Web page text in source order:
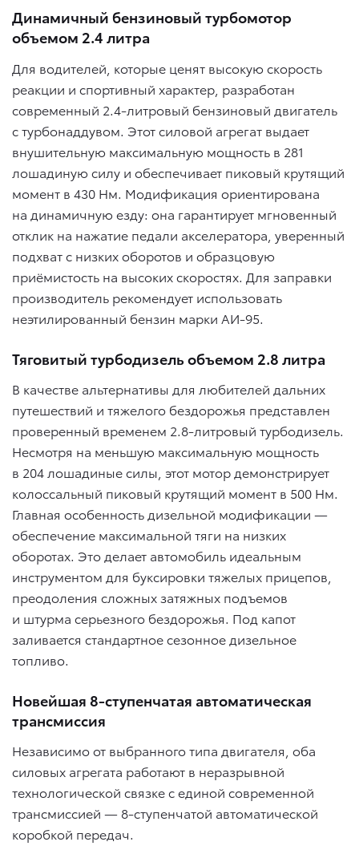
Динамичный бензиновый турбомотор
объемом 2.4 литра
Для водителей, которые ценят высокую скорость
реакции и спортивный характер, разработан
современный 2.4-литровый бензиновый двигатель
с турбонаддувом. Этот силовой агрегат выдает
внушительную максимальную мощность в 281
лошадиную силу и обеспечивает пиковый крутящий
момент в 430 Нм. Модификация ориентирована
на динамичную езду: она гарантирует мгновенный
отклик на нажатие педали акселератора, уверенный
подхват с низких оборотов и образцовую
приёмистость на высоких скоростях. Для заправки
производитель рекомендует использовать
неэтилированный бензин марки АИ-95.
Тяговитый турбодизель объемом 2.8 литра
В качестве альтернативы для любителей дальних
путешествий и тяжелого бездорожья представлен
проверенный временем 2.8-литровый турбодизель.
Несмотря на меньшую максимальную мощность
в 204 лошадиные силы, этот мотор демонстрирует
колоссальный пиковый крутящий момент в 500 Нм.
Главная особенность дизельной модификации —
обеспечение максимальной тяги на низких
оборотах. Это делает автомобиль идеальным
инструментом для буксировки тяжелых прицепов,
преодоления сложных затяжных подъемов
и штурма серьезного бездорожья. Под капот
заливается стандартное сезонное дизельное
топливо.
Новейшая 8-ступенчатая автоматическая
трансмиссия
Независимо от выбранного типа двигателя, оба
силовых агрегата работают в неразрывной
технологической связке с единой современной
трансмиссией — 8-ступенчатой автоматической
коробкой передач.